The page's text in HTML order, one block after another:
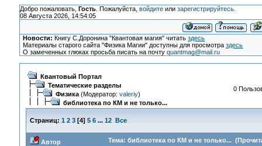
Добро пожаловать, Гость. Пожалуйста, войдитеили зарегистрируйтесь.
08 Августа 2026, 14:54:05
Новости: Книгу С.Доронина "Квантовая магия" читатьздесь
Материалы старого сайта "Физика Магии" доступны для просмотраздесь
О замеченных глюках просьба писать на почтуquantmag@mail.ru
Квантовый Портал
Тематические разделы
Физика(Модератор: valeriy)
библиотека по КМ и не только...
0
Страниц: 1 2 3[4] 5 6 ... 12 Все
Автор Тема: библиотека по КМ и не только...